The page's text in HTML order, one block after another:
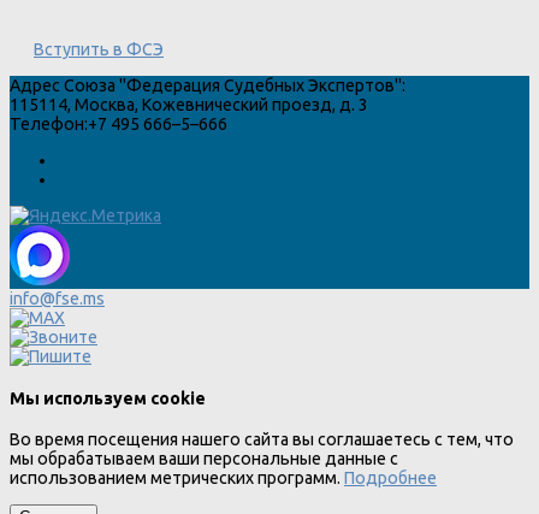
Вступить в ФСЭ
Адрес Союза "Федерация Судебных Экспертов":
115114, Москва, Кожевнический проезд, д. 3
Телефон:+7 495 666–5–666
info@fse.ms
Мы используем cookie
Во время посещения нашего сайта вы соглашаетесь с тем, что
мы обрабатываем ваши персональные данные с
использованием метрических программ. Подробнее